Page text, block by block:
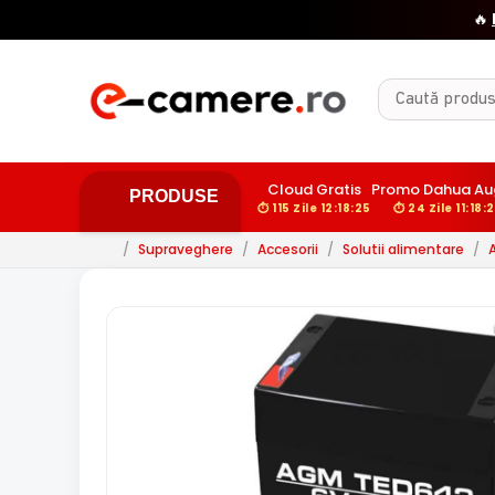
PRODUSE Cloud Gratis
⏱ 115 Zile 12:18:24
Promo Dahua
⏱ 24 Zile
/ Supraveghere / Accesorii / Solutii alimentare /